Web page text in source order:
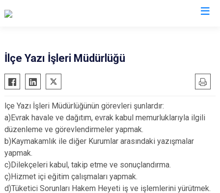
Ahırlı
Akören
Akşehir
Altınekin
Beyşehir
Bozkır
Çeltik
Cihanbeyli
Ereğli
Güneysınır
Hadim
Hüyük
Ilgın
Sarayönü
Selçuklu
Seydişehir
Tuzlukçu
Yalıhüyük
İlçe Yazı İşleri Müdürlüğü
lçe Yazı İşleri Müdürlüğünün görevleri şunlardır:
a)Evrak havale ve dağıtım, evrak kabul memurluklarıyla ilgili
düzenleme ve görevlendirmeler yapmak.
b)Kaymakamlık ile diğer Kurumlar arasındaki yazışmalar
yapmak.
c)Dilekçeleri kabul, takip etme ve sonuçlandırma.
ç)Hizmet içi eğitim çalışmaları yapmak.
d)Tüketici Sorunları Hakem Heyeti iş ve işlemlerini yürütmek.